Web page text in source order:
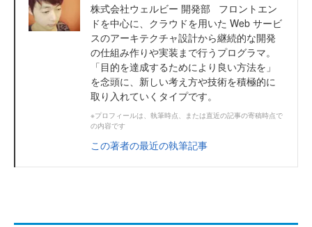
株式会社ウェルビー 開発部 フロントエン
ドを中心に、クラウドを用いた Web サービ
スのアーキテクチャ設計から継続的な開発
の仕組み作りや実装まで行うプログラマ。
「目的を達成するためにより良い方法を」
を念頭に、新しい考え方や技術を積極的に
取り入れていくタイプです。
※プロフィールは、執筆時点、または直近の記事の寄稿時点で
の内容です
この著者の最近の執筆記事